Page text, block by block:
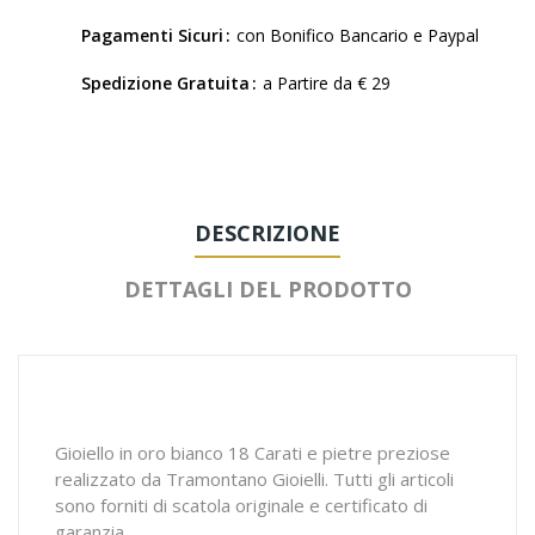
Pagamenti Sicuri con Bonifico Bancario e Paypal
Spedizione Gratuita a Partire da € 29
DESCRIZIONE
DETTAGLI DEL PRODOTTO
Gioiello in oro bianco 18 Carati e pietre preziose
realizzato da Tramontano Gioielli. Tutti gli articoli
sono forniti di scatola originale e certificato di